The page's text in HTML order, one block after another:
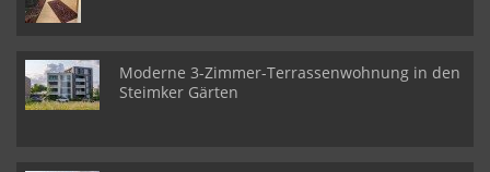
Moderne 3-Zimmer-Terrassenwohnung in den
Steimker Gärten